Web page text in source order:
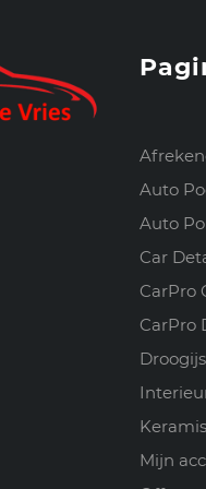
Auto
Auto
Car
CarPro
CarPro
Mijn